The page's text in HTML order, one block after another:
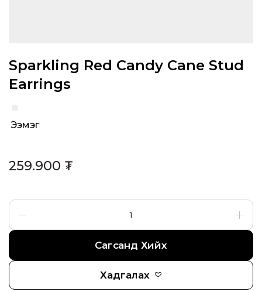
Sparkling Red Candy Cane Stud
Earrings
Category:
Ээмэг
259.900 ₮
Сагсанд Хийх
Хадгалах